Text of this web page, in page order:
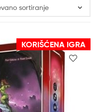
KORIŠĆENA IGRA